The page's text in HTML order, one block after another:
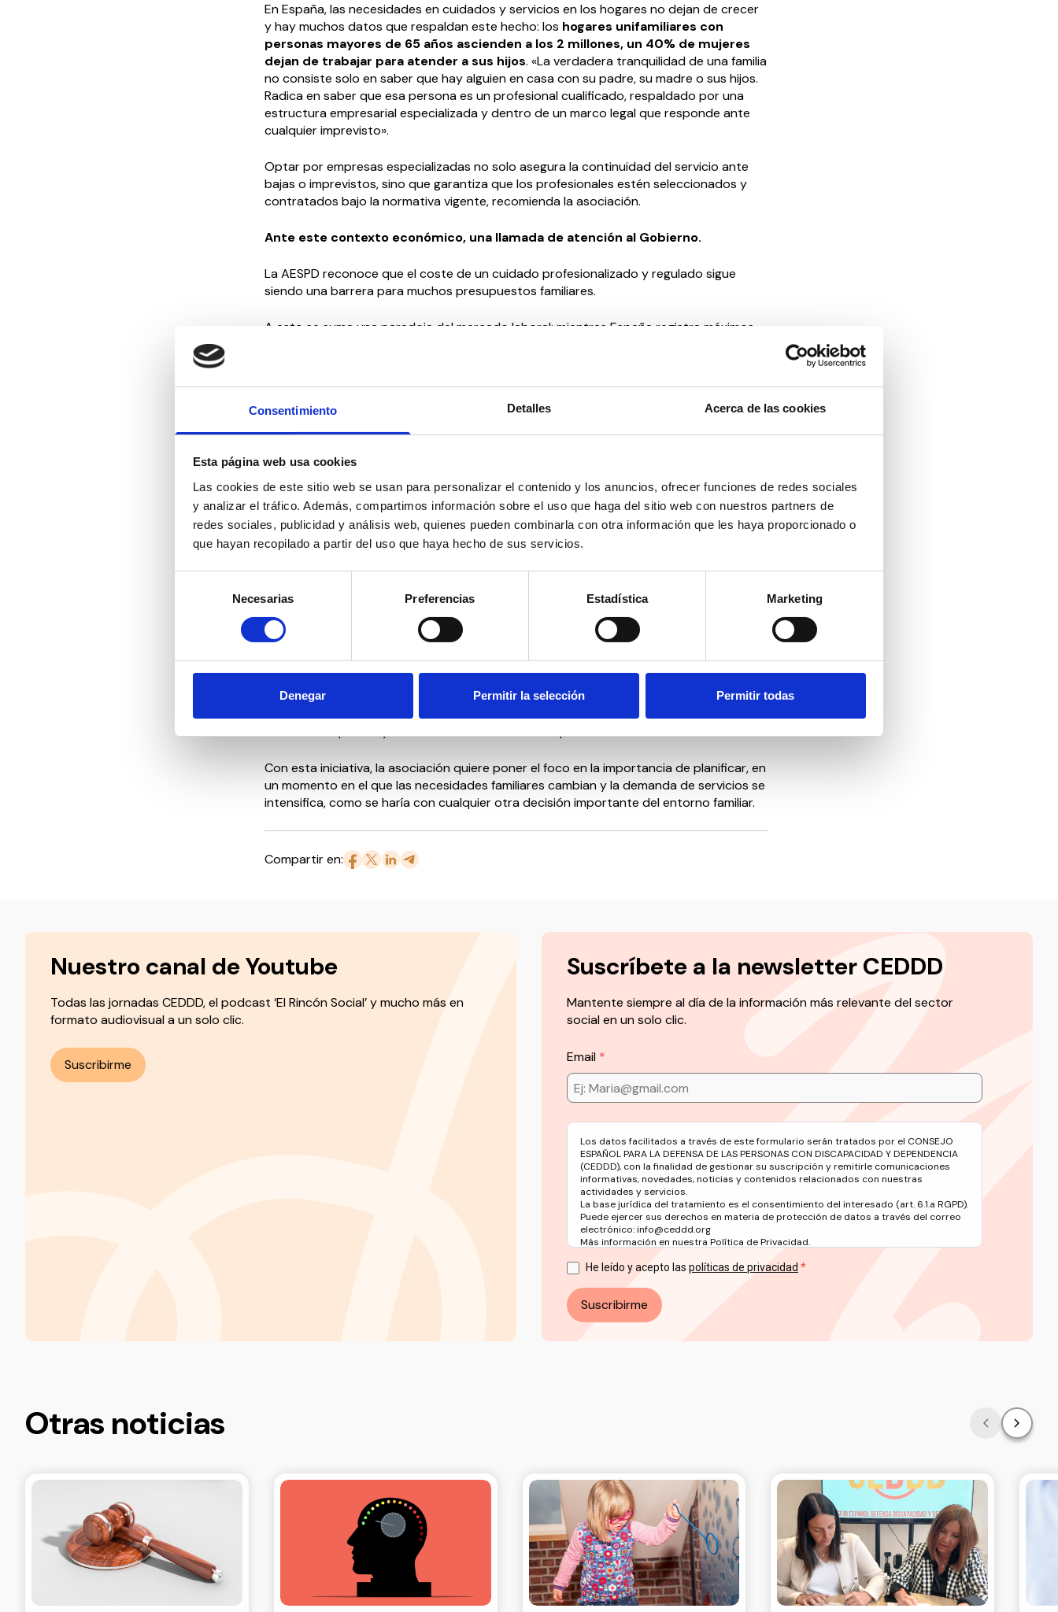
Consentimiento Detalles Acerca de las cookies
Esta página web usa cookies
Las cookies de este sitio web se usan para personalizar el contenido y los anuncios, ofrecer funciones de redes sociales
y analizar el tráfico. Además, compartimos información sobre el uso que haga del sitio web con nuestros partners de
redes sociales, publicidad y análisis web, quienes pueden combinarla con otra información que les haya proporcionado o
que hayan recopilado a partir del uso que haya hecho de sus servicios.
consentimiento
Necesarias Preferencias Estadística Marketing
Denegar Permitir la selección Permitir todas
En España, las necesidades en cuidados y servicios en los hogares no dejan de crecer
y hay muchos datos que respaldan este hecho: los hogares unifamiliares con
personas mayores de 65 años ascienden a los 2 millones, un 40% de mujeres
dejan de trabajar para atender a sus hijos. «La verdadera tranquilidad de una familia
no consiste solo en saber que hay alguien en casa con su padre, su madre o sus hijos.
Radica en saber que esa persona es un profesional cualificado, respaldado por una
estructura empresarial especializada y dentro de un marco legal que responde ante
cualquier imprevisto».
Optar por empresas especializadas no solo asegura la continuidad del servicio ante
bajas o imprevistos, sino que garantiza que los profesionales estén seleccionados y
contratados bajo la normativa vigente, recomienda la asociación.
Ante este contexto económico, una llamada de atención al Gobierno.
La AESPD reconoce que el coste de un cuidado profesionalizado y regulado sigue
siendo una barrera para muchos presupuestos familiares.
A esto se suma una paradoja del mercado laboral: mientras España registra máximos
Por ello, desde la asociación insisten en que la intervención del Gobierno es
fundamental. La AESPD reclama políticas públicas activas e incentivos fiscales que
la falta de recursos empujen a los hogares a la economía sumergida. «Contratar sin la
debida regulación pone en riesgo a la persona atendida y perpetúa la precariedad
laboral de las trabajadoras del sector, privándolas de sus derechos y prestaciones
sociales», señala Ana Garrido, Presidenta de la asociación.
No te la juegues y planifica la organización de los cuidados también durante el
periodo estival.
especializada permite contar con profesionales seleccionados y contratados
conforme a la normativa vigente, con supervisión del servicio, continuidad en la
atención y capacidad de respuesta ante cualquier imprevisto.
La contratación a través de empresas debidamente autorizadas es, en palabras de la
patronal, la mejor vía para dignificar una profesión esencial, garantizando la protección
Con esta iniciativa, la asociación quiere poner el foco en la importancia de planificar, en
un momento en el que las necesidades familiares cambian y la demanda de servicios se
intensifica, como se haría con cualquier otra decisión importante del entorno familiar.
Compartir en:
Nuestro canal de Youtube
Todas las jornadas CEDDD, el podcast ‘El Rincón Social’ y mucho más en
formato audiovisual a un solo clic.
Suscribirme
Suscríbete a la newsletter CEDDD
Mantente siempre al día de la información más relevante del sector
social en un solo clic.
Email
Los datos facilitados a través de este formulario serán tratados por el CONSEJO
ESPAÑOL PARA LA DEFENSA DE LAS PERSONAS CON DISCAPACIDAD Y DEPENDENCIA
(CEDDD), con la finalidad de gestionar su suscripción y remitirle comunicaciones
informativas, novedades, noticias y contenidos relacionados con nuestras
actividades y servicios.
La base jurídica del tratamiento es el consentimiento del interesado (art. 6.1.a RGPD).
Puede ejercer sus derechos en materia de protección de datos a través del correo
electrónico: info@ceddd.org
Más información en nuestra Política de Privacidad.
He leído y acepto las políticas de privacidad
Suscribirme
Otras noticias